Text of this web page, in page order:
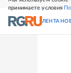
принимаете условия
СВЕЖИЙ НОМЕР
ЛЕНТА